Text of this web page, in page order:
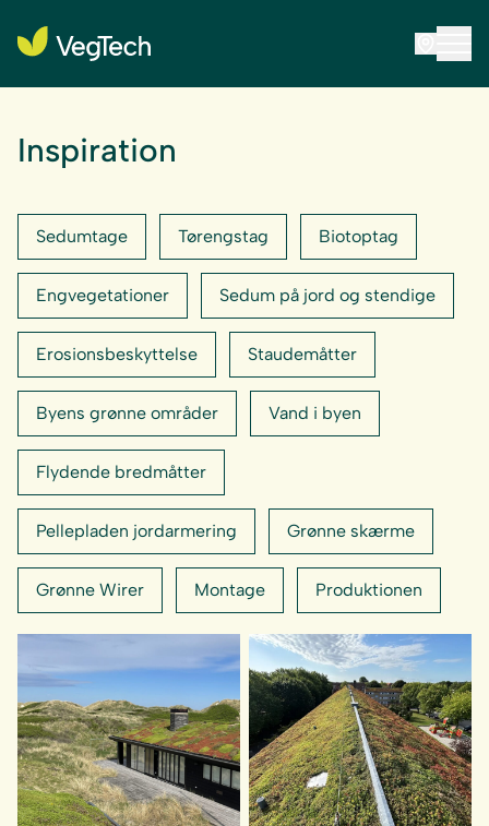
Inspiration
Sedumtage Tørengstag Biotoptag
Engvegetationer Sedum på jord og stendige
Erosionsbeskyttelse Staudemåtter
Byens grønne områder Vand i byen
Flydende bredmåtter
Pellepladen jordarmering Grønne skærme
Grønne Wirer Montage Produktionen